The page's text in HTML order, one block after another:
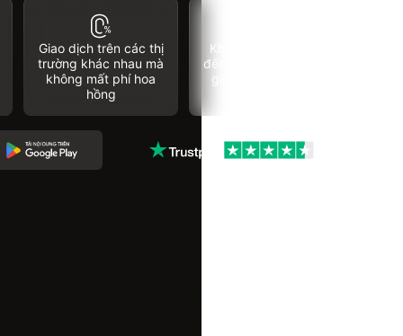
Giao dịch trên các thị
trường khác nhau mà
không mất phí hoa
hồng
Không cần vốn cho
đến khi bạn sẵn sàng
giao dịch Trực tiếp